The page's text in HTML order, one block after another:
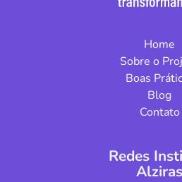
Home
Sobre o
Boas
Blog
Contato
Redes
Alziras